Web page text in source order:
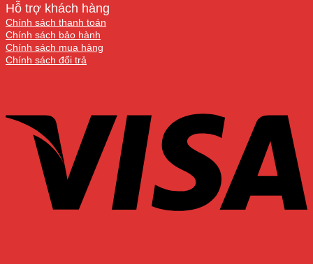
Hỗ trợ khách hàng
Chính sách thanh toán
Chính sách bảo hành
Chính sách mua hàng
Chính sách đổi trả